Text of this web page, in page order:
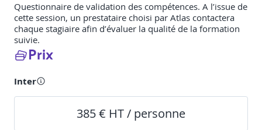
Questionnaire de validation des compétences. A l’issue de
cette session, un prestataire choisi par Atlas contactera
chaque stagiaire afin d’évaluer la qualité de la formation
suivie.
Prix
Inter
385 € HT / personne